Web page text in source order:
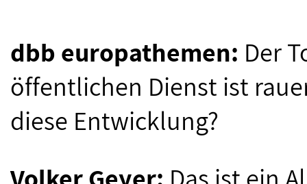
dbb europathemen: Der
öffentlichen Dienst ist
diese Entwicklung?